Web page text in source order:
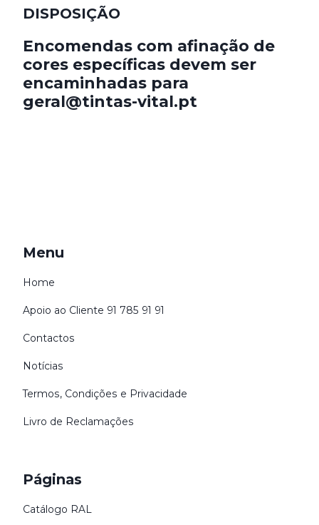
DISPOSIÇÃO
Encomendas com afinação de
cores específicas devem ser
encaminhadas para
geral@tintas-vital.pt
Menu
Home
Apoio ao Cliente 91 785 91 91
Contactos
Notícias
Termos, Condições e Privacidade
Livro de Reclamações
Páginas
Catálogo RAL